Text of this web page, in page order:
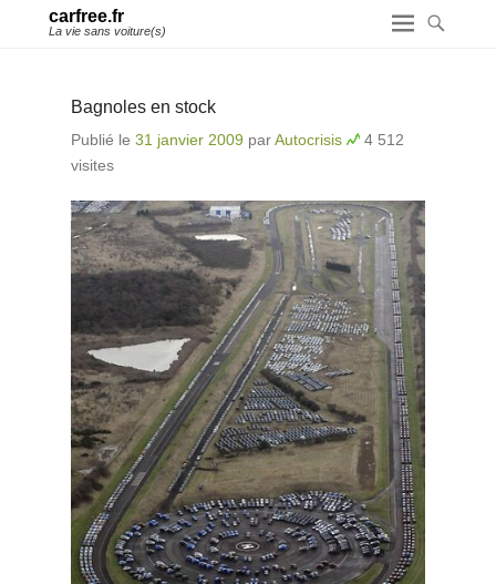
carfree.fr
La vie sans voiture(s)
Bagnoles en stock
Publié le 31 janvier 2009 parAutocrisis
4 512
visites